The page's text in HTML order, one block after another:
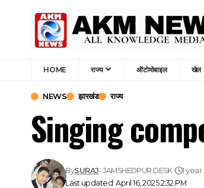
HOME राज्य ऑटोमोबाइल खेल
NEWS झारखंड राज्य
Singing
Last updated: April 16, 2025 2:32 PM
BySURAJ- JAMSHEDPUR DESK 1